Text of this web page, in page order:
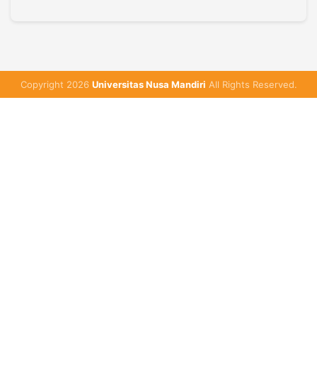
Copyright 2026 Universitas Nusa Mandiri All Rights Reserved.